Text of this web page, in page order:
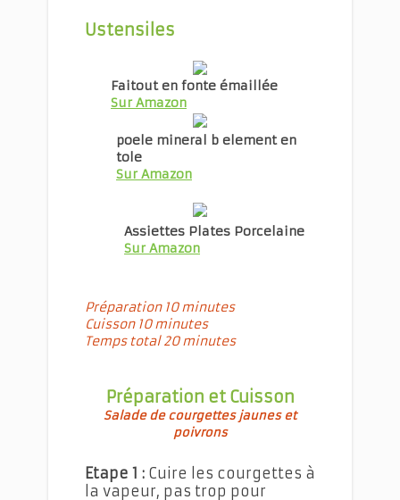
Ustensiles
Faitout en fonte émaillée
Sur Amazon
poele mineral b element en
tole
Sur Amazon
Assiettes Plates Porcelaine
Sur Amazon
Préparation 10 minutes
Cuisson 10 minutes
Temps total 20 minutes
Préparation et Cuisson
Salade de courgettes jaunes et
poivrons
Etape 1 : Cuire les courgettes à
la vapeur, pas trop pour